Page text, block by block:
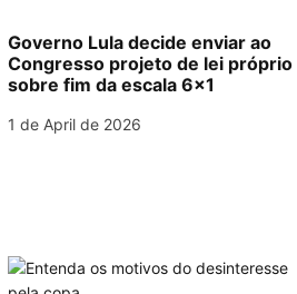
Governo Lula decide enviar ao
Congresso projeto de lei próprio
sobre fim da escala 6×1
1 de April de 2026